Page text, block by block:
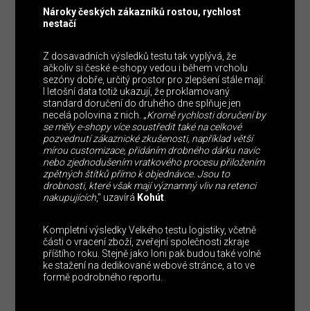
Nároky českých zákazníků rostou, rychlost
nestačí
Z dosavadních výsledků testu tak vyplývá, že
ačkoliv si české e-shopy vedou i během vrcholu
sezóny dobře, určitý prostor pro zlepšení stále mají.
I letošní data totiž ukazují, že proklamovaný
standard doručení do druhého dne splňuje jen
necelá polovina z nich. „Kromě rychlosti doručení by
se měly e-shopy více soustředit také na celkové
pozvednutí zákaznické zkušenosti, například větší
mírou customizace, přidáním drobného dárku navíc
nebo zjednodušením vratkového procesu přiložením
zpětných štítků přímo k objednávce. Jsou to
drobnosti, které však mají významný vliv na retenci
nakupujících,“ uzavírá Kohút
Kompletní výsledky Velkého testu logistiky, včetně
části o vracení zboží, zveřejní společnosti zkraje
příštího roku. Stejně jako loni pak budou také volně
ke stažení na dedikované webové stránce, a to ve
formě podrobného reportu.